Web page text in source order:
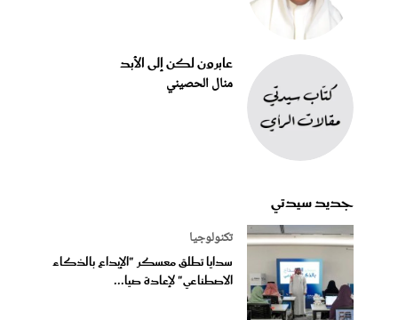
عابرون لكن إلى الأبد
منال الحصيني
جديد سيدتي
تكنولوجيا
سدايا تطلق معسكر "الإبداع بالذكاء
الاصطناعي" لإعادة صيا...